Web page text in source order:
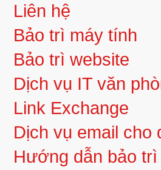
Liên hệ
Bảo trì máy tính
Bảo trì website
Dịch vụ IT văn
Link Exchange
Dịch vụ email cho
Hướng dẫn bảo